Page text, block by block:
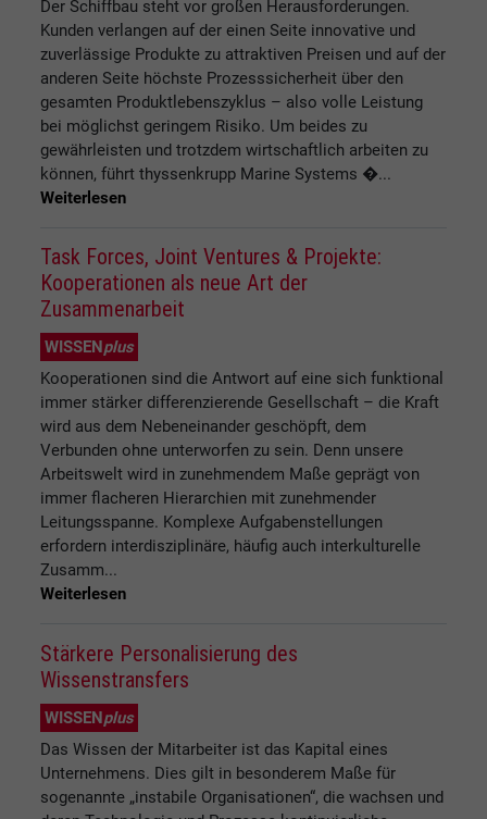
Der Schiffbau steht vor großen Herausforderungen.
Kunden verlangen auf der einen Seite innovative und
zuverlässige Produkte zu attraktiven Preisen und auf der
anderen Seite höchste Prozesssicherheit über den
gesamten Produktlebenszyklus – also volle Leistung
bei möglichst geringem Risiko. Um beides zu
gewährleisten und trotzdem wirtschaftlich arbeiten zu
können, führt thyssenkrupp Marine Systems �...
Weiterlesen
Task Forces, Joint Ventures & Projekte:
Kooperationen als neue Art der
Zusammenarbeit
WISSEN plus
Kooperationen sind die Antwort auf eine sich funktional
immer stärker differenzierende Gesellschaft – die Kraft
wird aus dem Nebeneinander geschöpft, dem
Verbunden ohne unterworfen zu sein. Denn unsere
Arbeitswelt wird in zunehmendem Maße geprägt von
immer flacheren Hierarchien mit zunehmender
Leitungsspanne. Komplexe Aufgabenstellungen
erfordern interdisziplinäre, häufig auch interkulturelle
Zusamm...
Weiterlesen
Stärkere Personalisierung des
Wissenstransfers
WISSENplus
Das Wissen der Mitarbeiter ist das Kapital eines
Unternehmens. Dies gilt in besonderem Maße für
sogenannte „instabile Organisationen“, die wachsen und